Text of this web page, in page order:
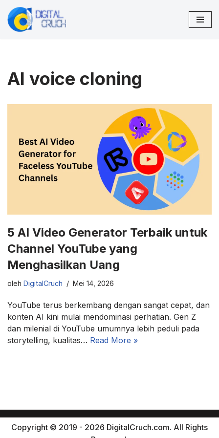
Lompat
AI voice cloning
5 AI Video Generator Terbaik untuk
Channel YouTube yang
Menghasilkan Uang
oleh DigitalCruch Mei 14, 2026
YouTube terus berkembang dengan sangat cepat, dan
konten AI kini mulai mendominasi perhatian. Gen Z
dan milenial di YouTube umumnya lebih peduli pada
storytelling, kualitas… Read More »
Copyright © 2019 - 2026 DigitalCruch.com. All Rights